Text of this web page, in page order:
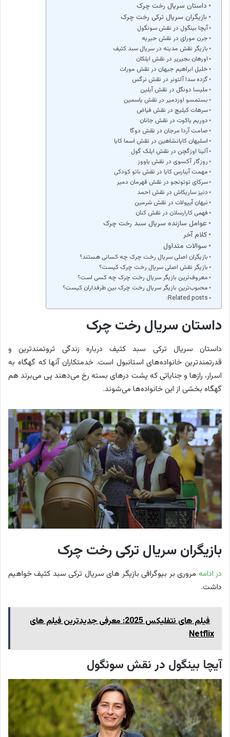
داستان سریال رخت چرک
بازیگران سریال ترکی رخت چرک
آیچا بینگول در نقش سونگول
جرن مورای در نقش حیریه
بازیگر نقش مدینه در سریال سبد کثیف
اورهان بجیریر در نقش ایلکان
خلیل ابراهیم جیهان در نقش مورات
گزده سدا آلتونر در نقش نرگس
ملیسا دونگل در نقش آیلین
بستمسو اوزدمیر در نقش یاسمین
سرهات کیلیچ در نقش فیاض
دوریم یاکوت در نقش جانان
صامت آردا مرجان در نقش دوگا
اسلیهان کاپانشاهین در نقش اسما کایا
آلینا اوزگچن در نقش ایلک گول
روزگار آکسوی در نقش یاووز
مهمت آیبارس کایا در نقش باتو کودکی
سرکای توتونجو در نقش قهرمان دمیر
دنیز ساریکاش در نقش احمد
نیهان آیپولات در نقش شرمین
فهمی کارارسلان در نقش کنان
عوامل سازنده سریال سبد رخت چرک
کلام آخر
سوالات متداول
بازیگران اصلی سریال رخت چرک چه کسانی هستند؟
بازیگر نقش اصلی سریال رخت چرک کیست؟
معروف‌ترین بازیگر سریال رخت چرک چه کسی است؟
محبوب‌ترین بازیگر سریال رخت چرک بین طرفداران کیست؟
Related posts:
داستان سریال رخت چرک
داستان سریال ترکی سبد کثیف درباره زندگی ثروتمندترین و
قدرتمندترین خانواده‌های استانبول است. خدمتکاران آنها که گهگاه به
اسرار، رازها و جنایاتی که پشت درهای بسته رخ می‌دهند پی می‌برند هم
گهگاه بخشی از این خانواده‌ها می‌شوند.
بازیگران سریال ترکی رخت چرک
در ادامه مروری بر بیوگرافی بازیگر های سریال ترکی سبد کثیف خواهیم
داشت.
فیلم های نتفلیکس 2025: معرفی جدیدترین فیلم های
Netflix
آیچا بینگول در نقش سونگول